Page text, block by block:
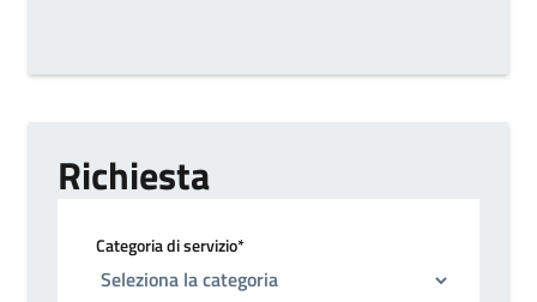
Richiesta
Categoria di servizio*